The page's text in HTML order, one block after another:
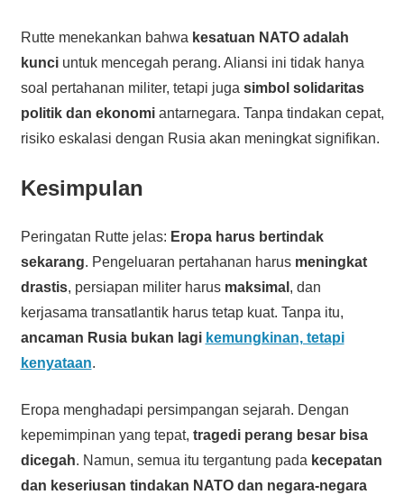
Rutte menekankan bahwa kesatuan NATO adalah
kunciuntuk mencegah perang. Aliansi ini tidak hanya
soal pertahanan militer, tetapi juga simbol solidaritas
politik dan ekonomiantarnegara. Tanpa tindakan cepat,
risiko eskalasi dengan Rusia akan meningkat signifikan.
Kesimpulan
Peringatan Rutte jelas: Eropa harus bertindak
sekarang. Pengeluaran pertahanan harus meningkat
drastis, persiapan militer harus maksimal , dan
kerjasama transatlantik harus tetap kuat. Tanpa itu,
ancaman Rusia bukan lagi kemungkinan, tetapi
kenyataan.
Eropa menghadapi persimpangan sejarah. Dengan
kepemimpinan yang tepat, tragedi perang besar bisa
dicegah. Namun, semua itu tergantung pada kecepatan
dan keseriusan tindakan NATO dan negara-negara